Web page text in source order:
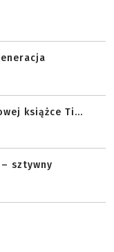
książce Ti...
sztywny